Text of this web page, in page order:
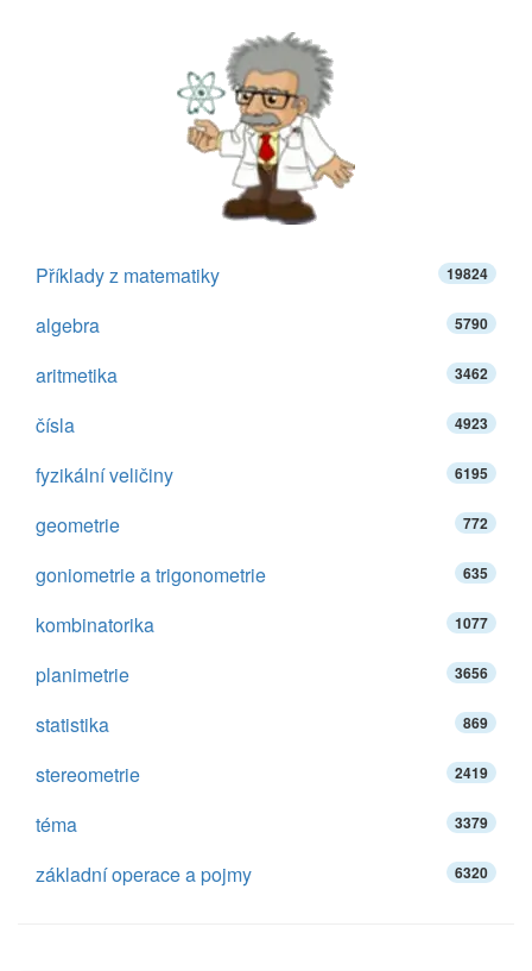
Příklady z matematiky 19824
algebra 5790
aritmetika 3462
čísla 4923
fyzikální veličiny 6195
geometrie 772
goniometrie a trigonometrie 635
kombinatorika 1077
planimetrie 3656
statistika 869
stereometrie 2419
téma 3379
základní operace a pojmy 6320